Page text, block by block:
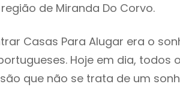
de Miranda Do Corvo.
Casas Para Alugar era o
Hoje em dia, todos
que não se trata de um